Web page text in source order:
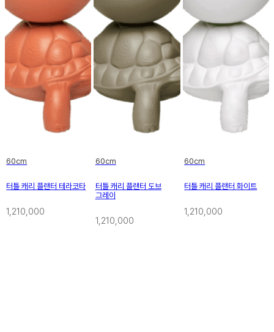
60cm
터틀 캐리 플랜터 테라코타
1,210,000
60cm
터틀 캐리 플랜터 도브
그레이
1,210,000
60cm
터틀 캐리 플랜터 화이트
1,210,000